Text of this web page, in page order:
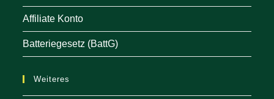
Affiliate Konto
Batteriegesetz (BattG)
Weiteres